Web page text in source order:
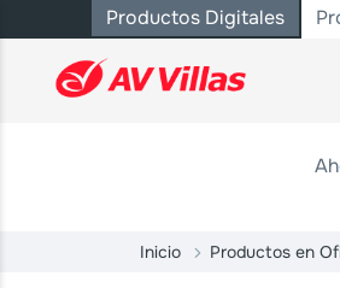
Saltar al contenido principal
Productos Digitales
Inicio Productos en